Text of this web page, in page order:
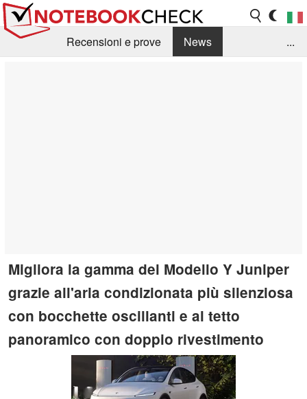
Recensioni e prove
News
...
Migliora la gamma del Modello Y Juniper
grazie all'aria condizionata più silenziosa
con bocchette oscillanti e al tetto
panoramico con doppio rivestimento